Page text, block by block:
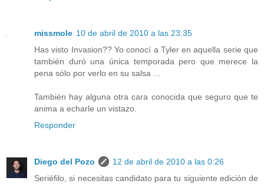
missmole 10 de abril de 2010 a las 23:35
Has visto Invasion?? Yo conocí a Tyler en aquella serie que
también duró una única temporada pero que merece la
pena sólo por verlo en su salsa ...
También hay alguna otra cara conocida que seguro que te
anima a echarle un vistazo.
Responder
Diego del Pozo
12 de abril de 2010 a las 0:26
Seriéfilo, si necesitas candidato para tu siguiente edición de